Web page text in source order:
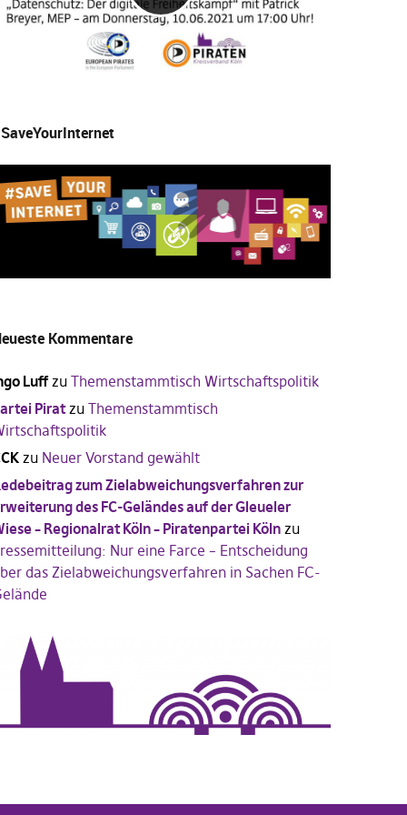
Kommentare
Luffzu Themenstammtisch Wirtschaftspolitik
Piratzu Themenstammtisch
zu Neuer Vorstand gewählt
zum Zielabweichungsverfahren zur
des FC-Geländes auf der Gleueler
– Regionalrat Köln – Piratenpartei Kölnzu
Nur eine Farce – Entscheidung
das Zielabweichungsverfahren in Sachen FC-